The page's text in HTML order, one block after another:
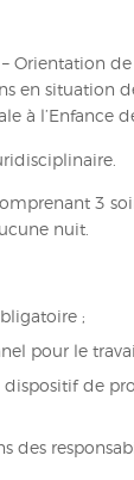
Orientation
en situation
à l’Enfance
3
nuit.
;
pour le
dispositif de
des